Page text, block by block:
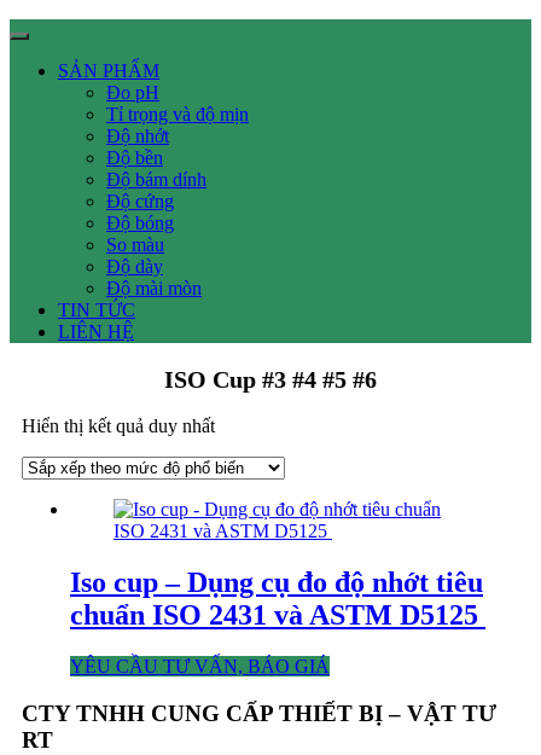
SẢN PHẨM
Đo pH
Tỉ trọng và độ mịn
Độ nhớt
Độ bền
Độ bám dính
Độ cứng
Độ bóng
So màu
Độ dày
Độ mài mòn
TIN TỨC
LIÊN HỆ
ISO Cup #3 #4 #5 #6
Hiển thị kết quả duy nhất
Iso cup – Dụng cụ đo độ nhớt tiêu
chuẩn ISO 2431 và ASTM D5125
YÊU CẦU TƯ VẤN, BÁO GIÁ
CTY TNHH CUNG CẤP THIẾT BỊ – VẬT TƯ
RT